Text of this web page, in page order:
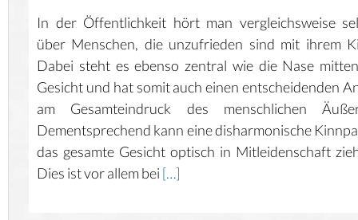
In der Öffentlichkeit hört man vergleichsweise
über Menschen, die unzufrieden sind mit ihrem
Dabei steht es ebenso zentral wie die Nase
Gesicht und hat somit auch einen entscheidenden
am Gesamteindruck des menschlichen
Dementsprechend kann eine disharmonische
das gesamte Gesicht optisch in Mitleidenschaft
Dies ist vor allem bei […]